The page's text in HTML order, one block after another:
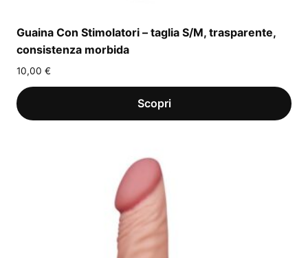
Guaina Con Stimolatori – taglia S/M, trasparente,
consistenza morbida
10,00 €